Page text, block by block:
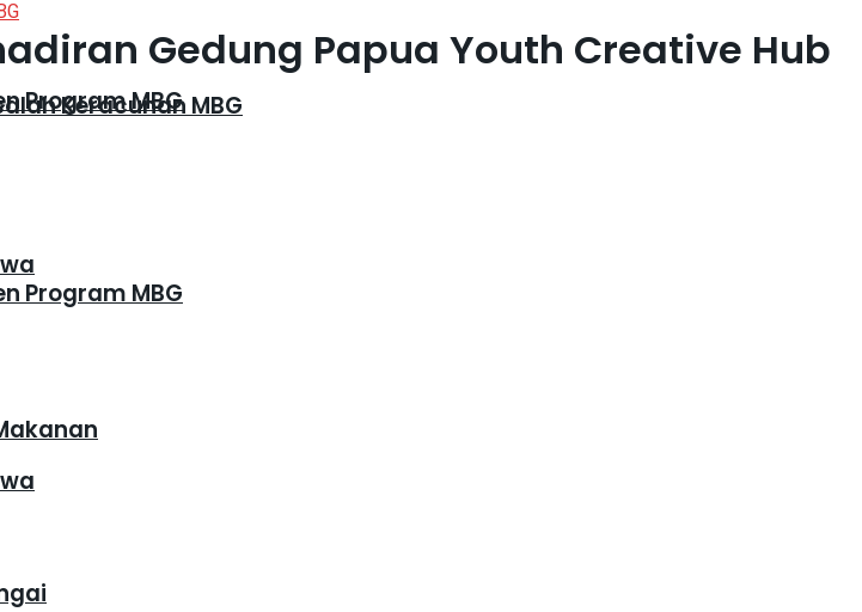
Program MBG
Keracunan MBG
Program MBG
Gedung Papua Youth Creative Hub